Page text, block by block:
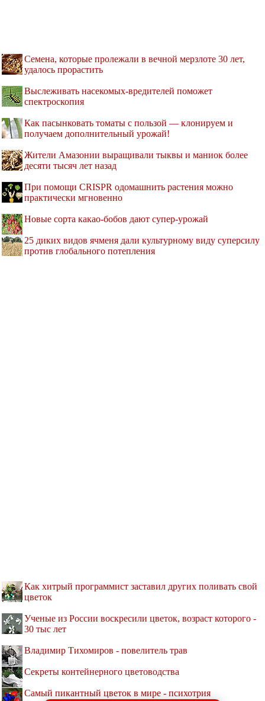
Семена, которые пролежали в вечной мерзлоте 30 лет,
удалось прорастить
Выслеживать насекомых-вредителей поможет
спектроскопия
Как пасынковать томаты с пользой — клонируем и
получаем дополнительный урожай!
Жители Амазонии выращивали тыквы и маниок более
десяти тысяч лет назад
При помощи CRISPR одомашнить растения можно
практически мгновенно
Новые сорта какао-бобов дают супер-урожай
25 диких видов ячменя дали культурному виду суперсилу
против глобального потепления
Как хитрый программист заставил других поливать свой
цветок
Ученые из России воскресили цветок, возраст которого -
30 тыс лет
Владимир Тихомиров - повелитель трав
Секреты контейнерного цветоводства
Самый пикантный цветок в мире - психотрия